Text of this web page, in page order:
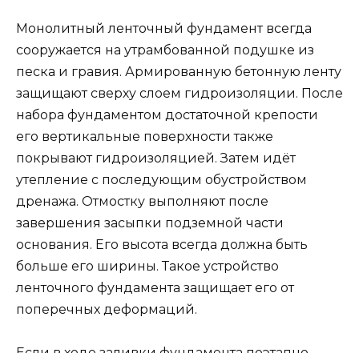
Монолитный ленточный фундамент всегда
сооружается на утрамбованной подушке из
песка и гравия. Армированную бетонную ленту
защищают сверху слоем гидроизоляции. После
набора фундаментом достаточной крепости
его вертикальные поверхности также
покрывают гидроизоляцией. Затем идёт
утепление с последующим обустройством
дренажа. Отмостку выполняют после
завершения засыпки подземной части
основания. Его высота всегда должна быть
больше его ширины. Такое устройство
ленточного фундамента защищает его от
поперечных деформаций.